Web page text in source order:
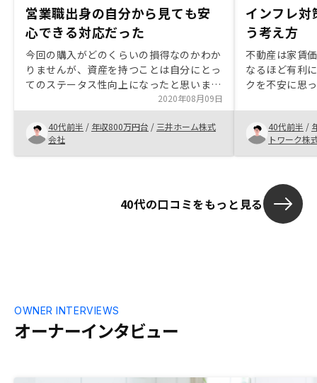
営業職出身の自分から見ても安
心できる対応だった
今回の購入がどのくらいの損得なのかわか
りませんが、資産を持つことは自分にとっ
てのステータス性向上になったと思いま
す。 ご担当の方は誠実で、営業出身の私と
しても安心できました。とても自社のシス
テムに自信を持っておられ、それに引っ張
られた感じです。今後も、資産を増やして
いく所存ですので、とてもいい物件があり
にもっと知れたらいいな、と思います。現
2020年08月09日
40代前半 / 年収800万円台 / 三井ホーム株式
会社
インフレ対
う考え方
不動産は家賃
なるほど有利
クを不安に思
す。 今後もデ
下がり続ける
はお勧めでき
ト・メールサ
40代前半 /
トワーク株
40代の口コミをもっと見る
オーナーインタビュー
OWNER INTERVIEWS